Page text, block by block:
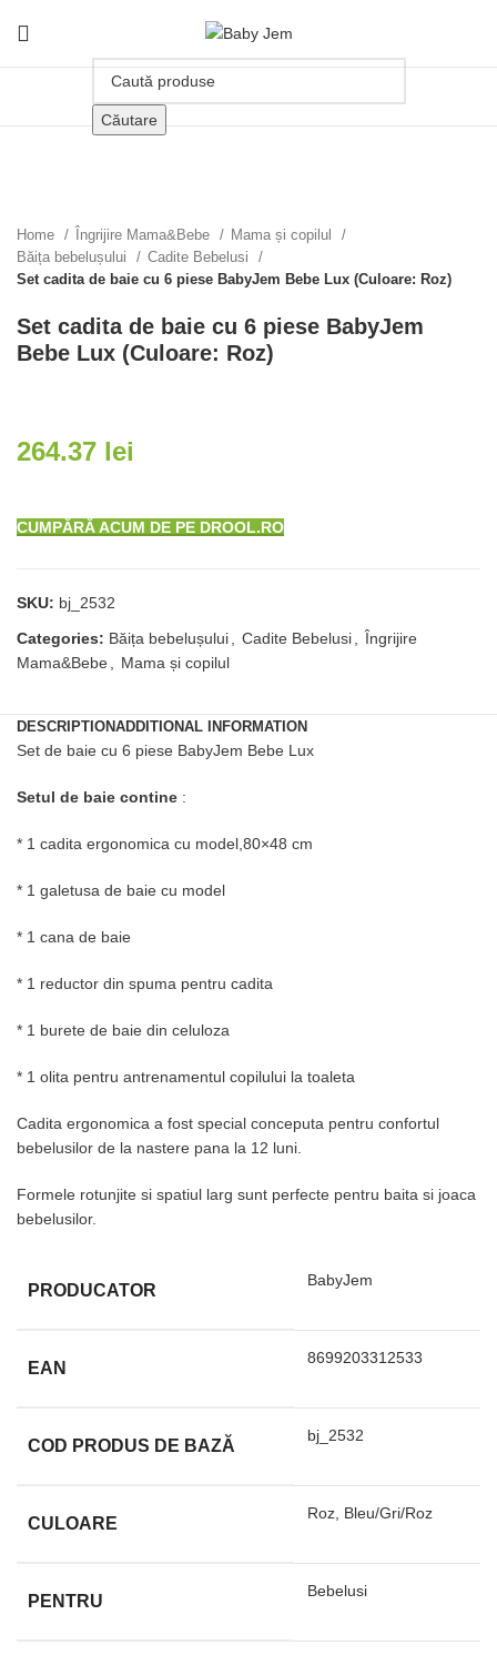
Căutare
Home Îngrijire Mama&Bebe
Mama și copilul
Băița bebelușului
Cadite Bebelusi
Set cadita de baie cu 6 piese BabyJem Bebe Lux (Culoare: Roz)
Set cadita de baie cu 6 piese BabyJem
Bebe Lux (Culoare: Roz)
264.37 lei
CUMPĂRĂ ACUM DE PE DROOL.RO
SKU: bj_2532
Categories: Băița bebelușului, Cadite Bebelusi, Îngrijire
Mama&Bebe, Mama și copilul
DESCRIPTIONADDITIONAL INFORMATION
Set de baie cu 6 piese BabyJem Bebe Lux
Setul de baie contine :
* 1 cadita ergonomica cu model,80×48 cm
* 1 galetusa de baie cu model
* 1 cana de baie
* 1 reductor din spuma pentru cadita
* 1 burete de baie din celuloza
* 1 olita pentru antrenamentul copilului la toaleta
Cadita ergonomica a fost special conceputa pentru confortul
bebelusilor de la nastere pana la 12 luni.
Formele rotunjite si spatiul larg sunt perfecte pentru baita si joaca
bebelusilor.
PRODUCATOR
BabyJem
EAN
8699203312533
COD PRODUS DE BAZĂ
bj_2532
CULOARE
Roz, Bleu/Gri/Roz
PENTRU
Bebelusi